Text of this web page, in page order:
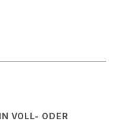
VOLL- ODER